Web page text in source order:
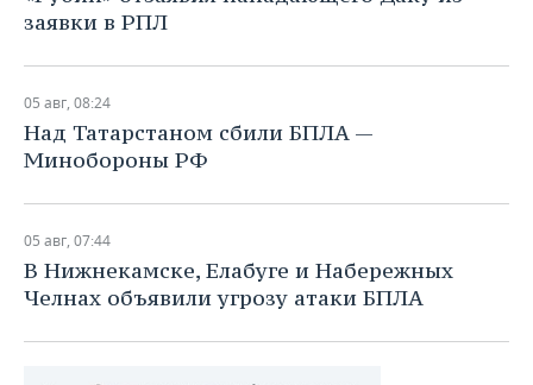
заявки в РПЛ
05 авг, 08:24
Над Татарстаном сбили БПЛА —
Минобороны РФ
05 авг, 07:44
В Нижнекамске, Елабуге и Набережных
Челнах объявили угрозу атаки БПЛА